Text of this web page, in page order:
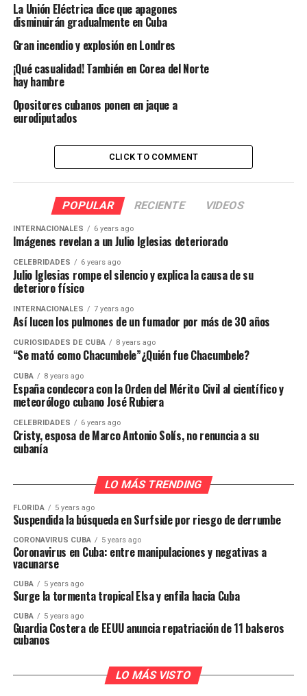
La Unión Eléctrica dice que apagones
disminuirán gradualmente en Cuba
Gran incendio y explosión en Londres
¡Qué casualidad! También en Corea del Norte
hay hambre
Opositores cubanos ponen en jaque a
eurodiputados
CLICK TO COMMENT
POPULAR RECIENTE VIDEOS
INTERNACIONALES 6 years ago
Imágenes revelan a un Julio Iglesias deteriorado
CELEBRIDADES 6 years ago
Julio Iglesias rompe el silencio y explica la causa de su
deterioro físico
INTERNACIONALES 7 years ago
Así lucen los pulmones de un fumador por más de 30 años
CURIOSIDADES DE CUBA 8 years ago
“Se mató como Chacumbele”¿Quién fue Chacumbele?
CUBA 8 years ago
España condecora con la Orden del Mérito Civil al científico y
meteorólogo cubano José Rubiera
CELEBRIDADES 6 years ago
Cristy, esposa de Marco Antonio Solís, no renuncia a su
cubanía
LO MÁS TRENDING
FLORIDA 5 years ago
Suspendida la búsqueda en Surfside por riesgo de derrumbe
CORONAVIRUS CUBA 5 years ago
Coronavirus en Cuba: entre manipulaciones y negativas a
vacunarse
CUBA 5 years ago
Surge la tormenta tropical Elsa y enfila hacia Cuba
CUBA 5 years ago
Guardia Costera de EEUU anuncia repatriación de 11 balseros
cubanos
LO MÁS VISTO